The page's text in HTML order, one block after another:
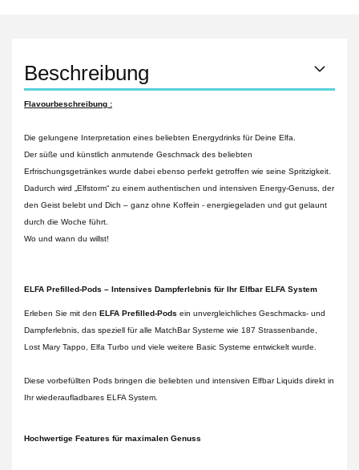
Beschreibung
Flavourbeschreibung :
Die gelungene Interpretation eines beliebten Energydrinks für Deine Elfa.
Der süße und künstlich anmutende Geschmack des beliebten
Erfrischungsgetränkes wurde dabei ebenso perfekt getroffen wie seine Spritzigkeit.
Dadurch wird „Elfstorm“ zu einem authentischen und intensiven Energy-Genuss, der
den Geist belebt und Dich – ganz ohne Koffein - energiegeladen und gut gelaunt
durch die Woche führt.
Wo und wann du willst!
ELFA Prefilled-Pods – Intensives Dampferlebnis für Ihr Elfbar ELFA System
Erleben Sie mit den ELFA Prefilled-Pods ein unvergleichliches Geschmacks- und
Dampferlebnis, das speziell für alle MatchBar Systeme wie 187 Strassenbande,
Lost Mary Tappo, Elfa Turbo und viele weitere Basic Systeme entwickelt wurde.
Diese vorbefüllten Pods bringen die beliebten und intensiven Elfbar Liquids direkt in
Ihr wiederaufladbares ELFA System.
Hochwertige Features für maximalen Genuss